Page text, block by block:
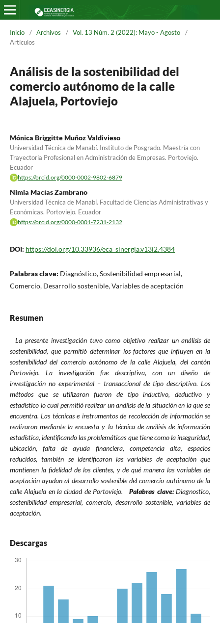
Inicio / Archivos / Vol. 13 Núm. 2 (2022): Mayo - Agosto
/
Artículos
Análisis de la sostenibilidad del
comercio autónomo de la calle
Alajuela, Portoviejo
Mónica Briggitte Muñoz Valdivieso
Universidad Técnica de Manabí. Instituto de Posgrado. Maestría con
Trayectoria Profesional en Administración de Empresas. Portoviejo.
Ecuador
https://orcid.org/0000-0002-9802-6879
Nimia Macías Zambrano
Universidad Técnica de Manabí. Facultad de Ciencias Administrativas y
Económicas. Portoviejo. Ecuador
https://orcid.org/0000-0001-7231-2132
DOI: https://doi.org/10.33936/eca_sinergia.v13i2.4384
Palabras clave: Diagnóstico, Sostenibilidad empresarial,
Comercio, Desarrollo sostenible, Variables de aceptación
Resumen
La presente investigación tuvo como objetivo realizar un análisis de
sostenibilidad, que permitió determinar los factores que influyen en la
sostenibilidad del comercio autónomo de la calle Alajuela, del cantón
Portoviejo. La investigación fue descriptiva, con un diseño de
investigación no experimental – transaccional de tipo descriptivo. Los
métodos que se utilizaron fueron de tipo inductivo, deductivo y
estadístico lo cual permitió realizar un análisis de la situación en la que se
encuentra. Las técnicas e instrumentos de recolección de información se
realizaron mediante la encuesta y la técnica de análisis de información
estadística, identificando las problemáticas que tiene como la inseguridad,
ubicación, falta de ayuda financiera, competencia alta, espacios
reducidos, también se identificaron las variables de aceptación que
mantienen la fidelidad de los clientes, y de qué manera las variables de
aceptación ayudan al desarrollo sostenible del comercio autónomo de la
calle Alajuela en la ciudad de Portoviejo.
Palabras clave:Diagnostico,
sostenibilidad empresarial, comercio, desarrollo sostenible, variables de
aceptación.
Descargas